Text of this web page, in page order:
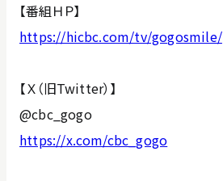
【番組ＨＰ】
https://hicbc.com/tv/gogosmile/
【Ｘ（旧Twitter）】
@cbc_gogo
https://x.com/cbc_gogo